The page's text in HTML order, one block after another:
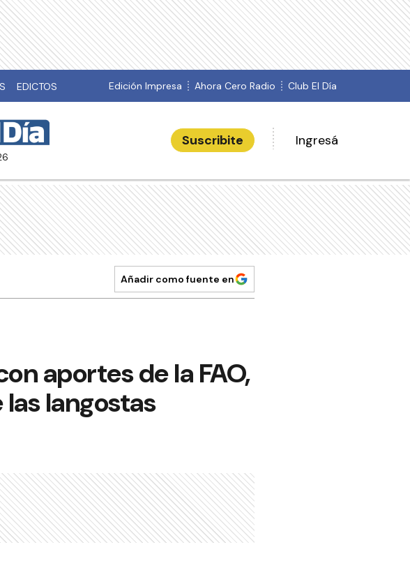
EDICTOS Edición Impresa Ahora Cero Radio Club El Día
Suscribite Ingresá
Añadir como fuente en
aportes de la FAO,
langostas